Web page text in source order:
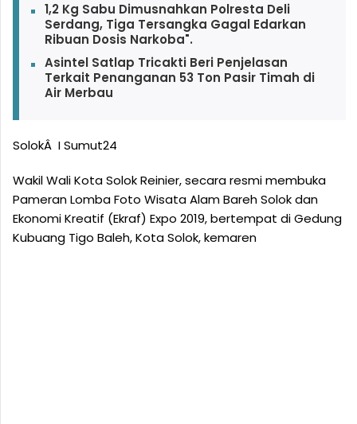
1,2 Kg Sabu Dimusnahkan Polresta Deli
Serdang, Tiga Tersangka Gagal Edarkan
Ribuan Dosis Narkoba".
Asintel Satlap Tricakti Beri Penjelasan
Terkait Penanganan 53 Ton Pasir Timah di
Air Merbau
SolokÂ I Sumut24
Wakil Wali Kota Solok Reinier, secara resmi membuka
Pameran Lomba Foto Wisata Alam Bareh Solok dan
Ekonomi Kreatif (Ekraf) Expo 2019, bertempat di Gedung
Kubuang Tigo Baleh, Kota Solok, kemaren